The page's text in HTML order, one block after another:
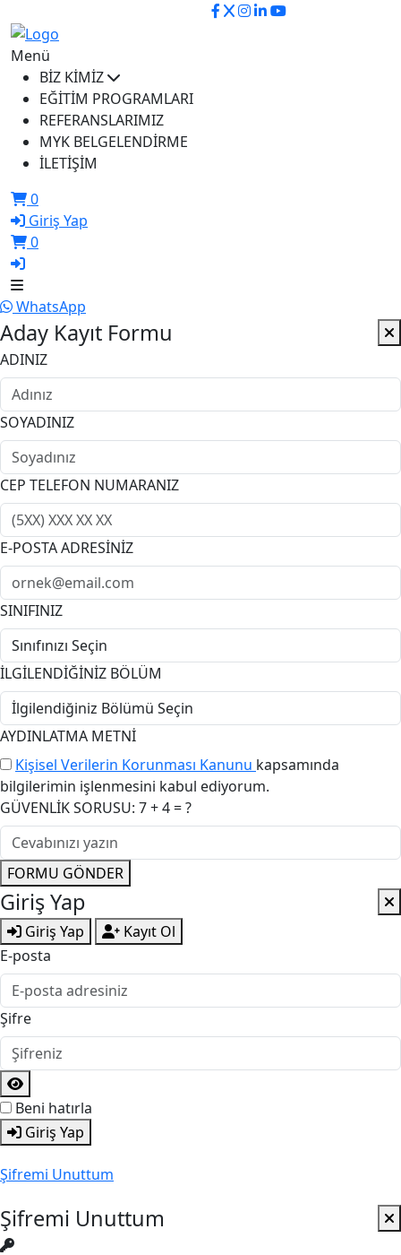
Menü
BİZ KİMİZ
EĞİTİM PROGRAMLARI
REFERANSLARIMIZ
MYK BELGELENDİRME
İLETİŞİM
0
Giriş Yap
0
WhatsApp
Aday Kayıt Formu
ADINIZ
SOYADINIZ
CEP TELEFON NUMARANIZ
E-POSTA ADRESİNİZ
SINIFINIZ
İLGİLENDİĞİNİZ BÖLÜM
AYDINLATMA METNİ
Kişisel Verilerin Korunması Kanunu kapsamında
bilgilerimin işlenmesini kabul ediyorum.
GÜVENLİK SORUSU: 7 + 4 = ?
FORMU GÖNDER
Giriş Yap
Giriş Yap
Kayıt Ol
E-posta
Şifre
Beni hatırla
Giriş Yap
Şifremi Unuttum
Şifremi Unuttum